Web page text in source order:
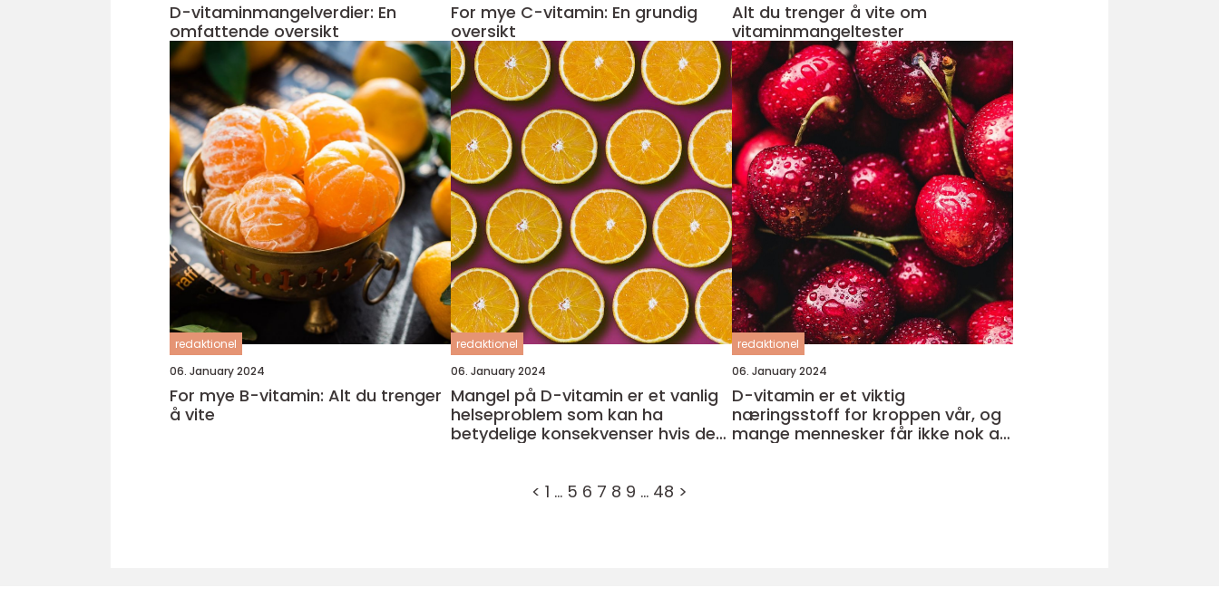
D-vitaminmangelverdier: En
omfattende oversikt
For mye C-vitamin: En grundig
oversikt
Alt du trenger å vite om
vitaminmangeltester
redaktionel
06. January 2024
For mye B-vitamin: Alt du trenger
å vite
redaktionel
06. January 2024
Mangel på D-vitamin er et vanlig
helseproblem som kan ha
betydelige konsekvenser hvis det
redaktionel
06. January 2024
D-vitamin er et viktig
næringsstoff for kroppen vår, og
mange mennesker får ikke nok av
< 1 … 5 6 7 8 9 … 48 >